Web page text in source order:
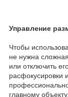
Управление
Чтобы
не нужна
или отключить
расфокусировки
главному